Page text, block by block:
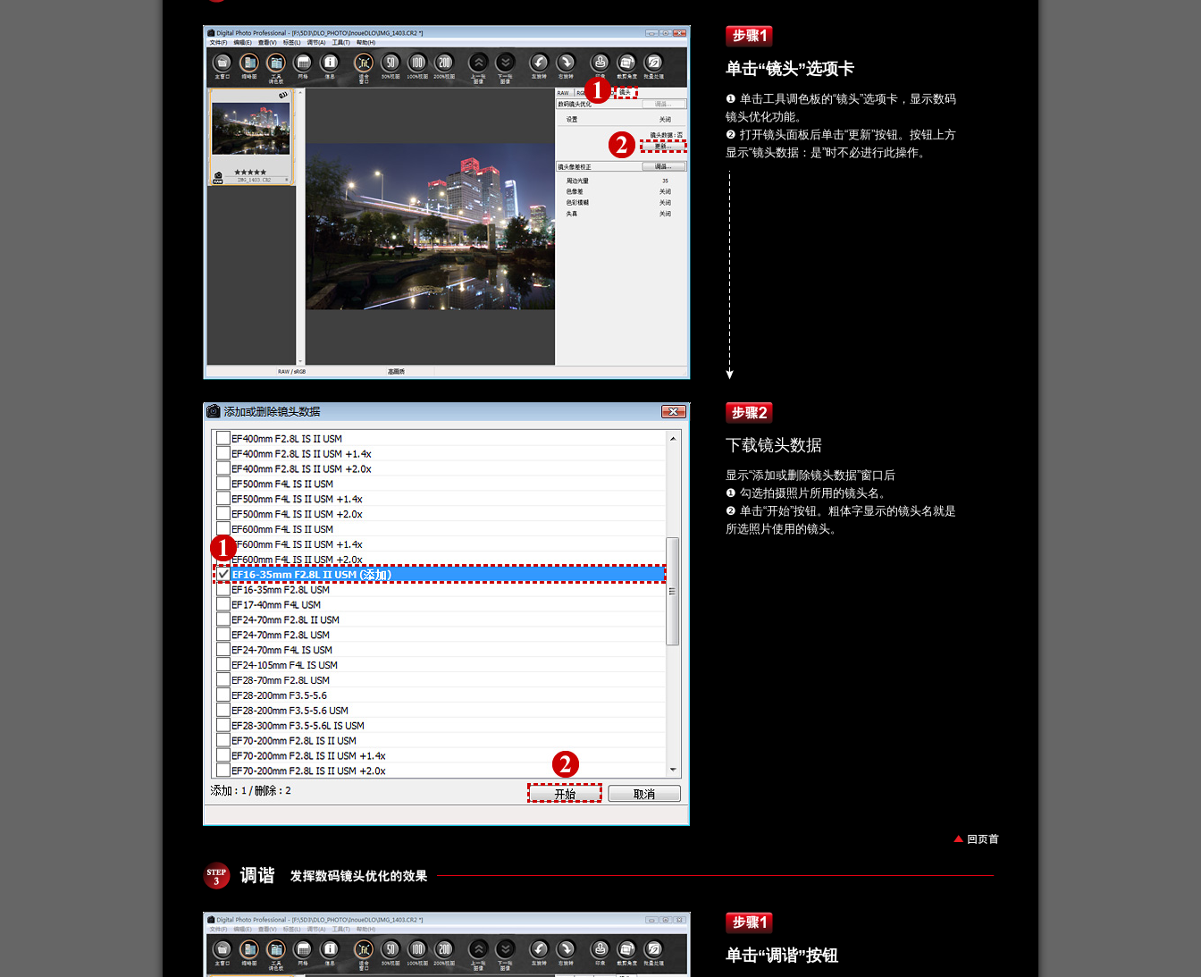
单击“镜头”选项卡
❶ 单击工具调色板的“镜头”选项卡，显示数码
镜头优化功能。
❷ 打开镜头面板后单击“更新”按钮。按钮上方
显示“镜头数据：是”时不必进行此操作。
下载镜头数据
显示“添加或删除镜头数据”窗口后
❶ 勾选拍摄照片所用的镜头名。
❷ 单击“开始”按钮。粗体字显示的镜头名就是
所选照片使用的镜头。
单击“调谐”按钮